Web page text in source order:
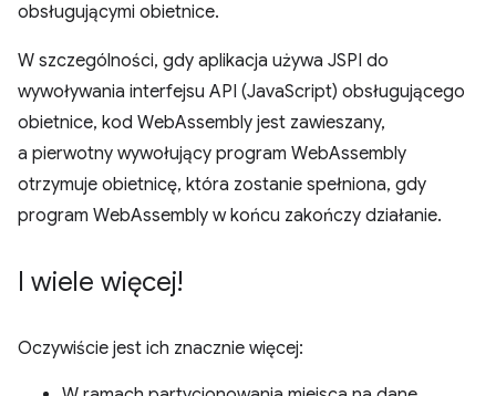
obsługującymi obietnice.
W szczególności, gdy aplikacja używa JSPI do
wywoływania interfejsu API (JavaScript) obsługującego
obietnice, kod WebAssembly jest zawieszany,
a pierwotny wywołujący program WebAssembly
otrzymuje obietnicę, która zostanie spełniona, gdy
program WebAssembly w końcu zakończy działanie.
I wiele więcej!
Oczywiście jest ich znacznie więcej: